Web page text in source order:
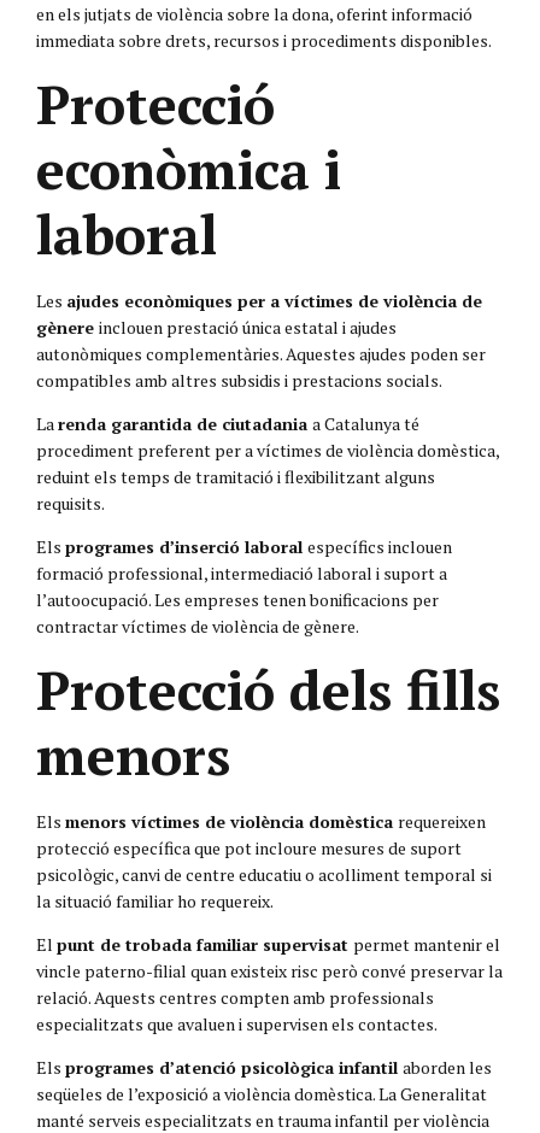
en els jutjats de violència sobre la dona, oferint informació
immediata sobre drets, recursos i procediments disponibles.
Protecció
econòmica i
laboral
Les ajudes econòmiques per a víctimes de violència de
gènere inclouen prestació única estatal i ajudes
autonòmiques complementàries. Aquestes ajudes poden ser
compatibles amb altres subsidis i prestacions socials.
La renda garantida de ciutadania a Catalunya té
procediment preferent per a víctimes de violència domèstica,
reduint els temps de tramitació i flexibilitzant alguns
requisits.
Els programes d’inserció laboral específics inclouen
formació professional, intermediació laboral i suport a
l’autoocupació. Les empreses tenen bonificacions per
contractar víctimes de violència de gènere.
Protecció dels fills
menors
Els menors víctimes de violència domèstica requereixen
protecció específica que pot incloure mesures de suport
psicològic, canvi de centre educatiu o acolliment temporal si
la situació familiar ho requereix.
El punt de trobada familiar supervisat permet mantenir el
vincle paterno-filial quan existeix risc però convé preservar la
relació. Aquests centres compten amb professionals
especialitzats que avaluen i supervisen els contactes.
Els programes d’atenció psicològica infantil aborden les
seqüeles de l’exposició a violència domèstica. La Generalitat
manté serveis especialitzats en trauma infantil per violència